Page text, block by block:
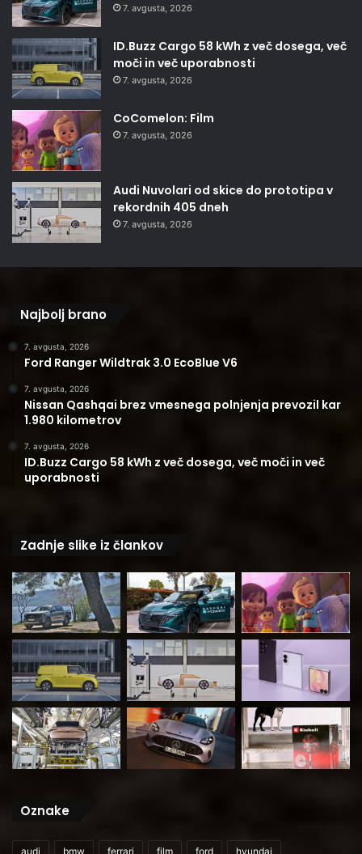
7. avgusta, 2026
ID.Buzz Cargo 58 kWh z več dosega, več
moči in več uporabnosti
7. avgusta, 2026
CoComelon: Film
7. avgusta, 2026
Audi Nuvolari od skice do prototipa v
rekordnih 405 dneh
7. avgusta, 2026
Najbolj brano
7. avgusta, 2026
Ford Ranger Wildtrak 3.0 EcoBlue V6
7. avgusta, 2026
Nissan Qashqai brez vmesnega polnjenja prevozil kar
1.980 kilometrov
7. avgusta, 2026
ID.Buzz Cargo 58 kWh z več dosega, več moči in več
uporabnosti
Zadnje slike iz člankov
Oznake
audi bmw ferrari film ford hyundai